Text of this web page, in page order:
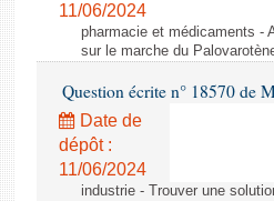
11/06/2024
pharmacie et médicaments -
sur le marche du
Question écrite n° 18570 de
Date de
dépôt :
11/06/2024
industrie - Trouver une